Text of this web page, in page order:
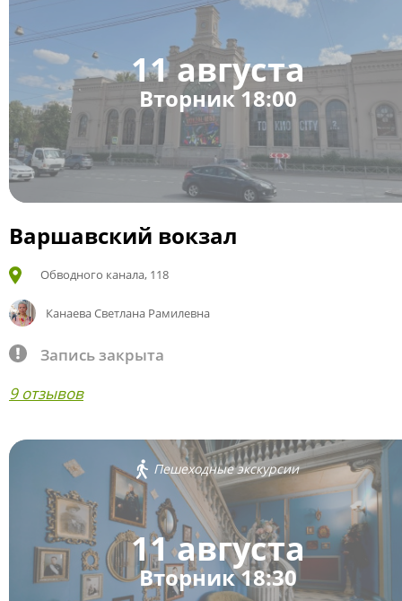
11 августа
Вторник 18:00
Варшавский вокзал
Обводного канала, 118
Канаева Светлана Рамилевна
Запись закрыта
9 отзывов
Пешеходные экскурсии
11 августа
Вторник 18:30